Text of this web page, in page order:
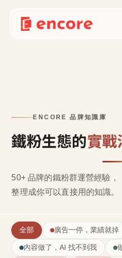
ENCORE 品牌知識庫
鐵粉生態的實戰
50+ 品牌的鐵粉群運營經驗，
整理成你可以直接用的知識。
全部 廣告一停，業績就掉
內容做了，AI 找不到我